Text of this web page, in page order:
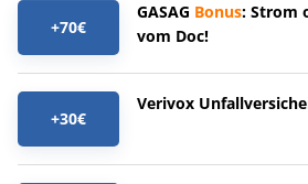
+70€
GASAG Bonus: Strom
vom Doc!
+30€
Verivox